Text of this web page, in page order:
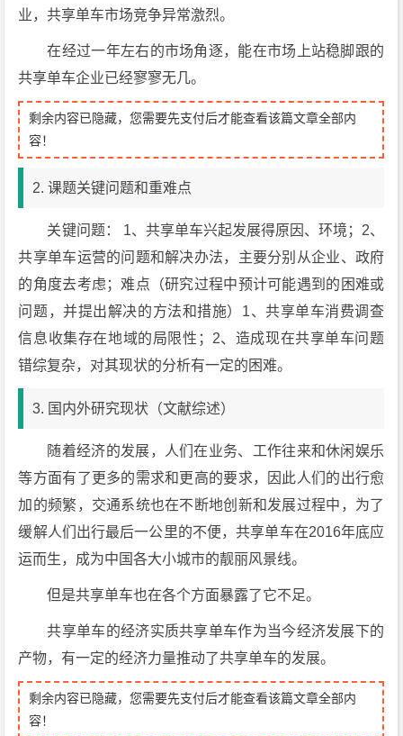
业，共享单车市场竞争异常激烈。
在经过一年左右的市场角逐，能在市场上站稳脚跟的
共享单车企业已经寥寥无几。
剩余内容已隐藏，您需要先支付后才能查看该篇文章全部内
容！
2. 课题关键问题和重难点
关键问题： 1、共享单车兴起发展得原因、环境；2、
共享单车运营的问题和解决办法，主要分别从企业、政府
的角度去考虑；难点（研究过程中预计可能遇到的困难或
问题，并提出解决的方法和措施）1、共享单车消费调查
信息收集存在地域的局限性；2、造成现在共享单车问题
错综复杂，对其现状的分析有一定的困难。
3. 国内外研究现状（文献综述）
随着经济的发展，人们在业务、工作往来和休闲娱乐
等方面有了更多的需求和更高的要求，因此人们的出行愈
加的频繁，交通系统也在不断地创新和发展过程中，为了
缓解人们出行最后一公里的不便，共享单车在2016年底应
运而生，成为中国各大小城市的靓丽风景线。
但是共享单车也在各个方面暴露了它不足。
共享单车的经济实质共享单车作为当今经济发展下的
产物，有一定的经济力量推动了共享单车的发展。
剩余内容已隐藏，您需要先支付后才能查看该篇文章全部内
容！